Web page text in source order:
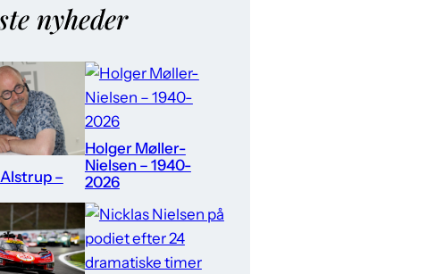
nyheder
–
Holger Møller-
Nielsen – 1940-
2026